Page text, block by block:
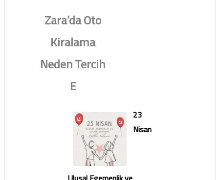
Zara’da Oto
Kiralama
Neden Tercih
E
23
Nisan